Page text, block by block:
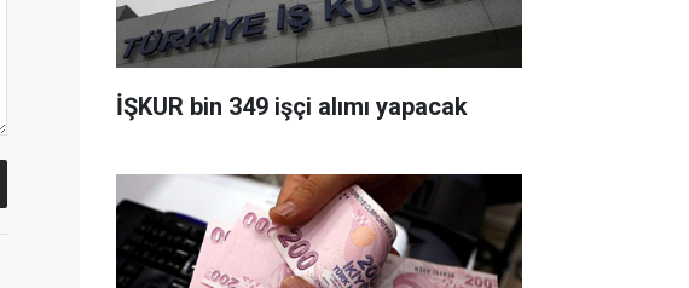
İŞKUR bin 349 işçi alımı yapacak